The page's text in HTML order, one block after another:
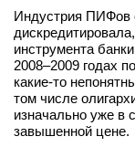
Индустрия ПИФов
инструмента
2008–2009 годах
какие‑то
том числе
изначально уже в
завышенной цене.